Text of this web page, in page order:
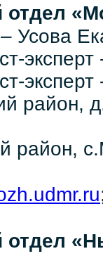
отдел
Усова
район,
район,
отдел